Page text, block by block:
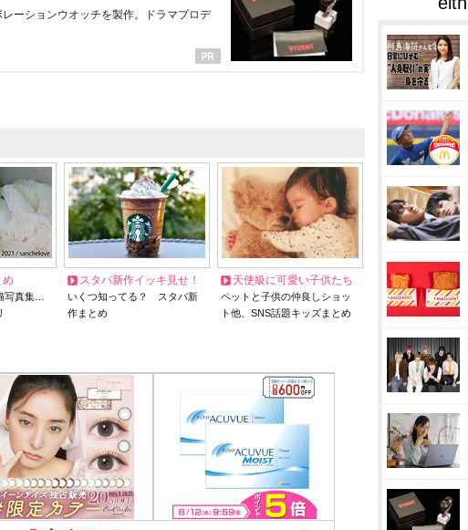
ーションウオッチを製作。ドラマプロデ
め
写真集…
スタバ新作イッキ見せ！
いくつ知ってる？ スタバ新
作まとめ
天使級に可愛い子供たち
ペットと子供の仲良しショッ
ト他、SNS話題キッズまとめ